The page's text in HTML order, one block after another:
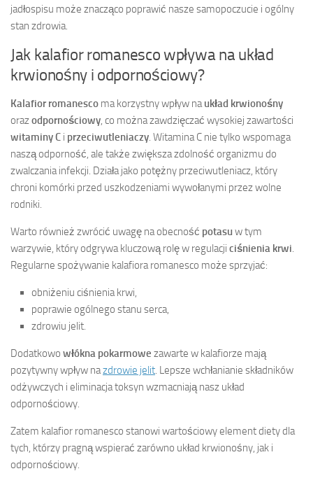
jadłospisu może znacząco poprawić nasze samopoczucie i ogólny
stan zdrowia.
Jak kalafior romanesco wpływa na układ
krwionośny i odpornościowy?
Kalafior romanesco ma korzystny wpływ naukład krwionośny
orazodpornościowy, co można zawdzięczać wysokiej zawartości
witaminy C i przeciwutleniaczy. Witamina C nie tylko wspomaga
naszą odporność, ale także zwiększa zdolność organizmu do
zwalczania infekcji. Działa jako potężny przeciwutleniacz, który
chroni komórki przed uszkodzeniami wywołanymi przez wolne
rodniki.
Warto również zwrócić uwagę na obecność potasuw tym
warzywie, który odgrywa kluczową rolę w regulacji ciśnienia krwi.
Regularne spożywanie kalafiora romanesco może sprzyjać:
obniżeniu ciśnienia krwi,
poprawie ogólnego stanu serca,
zdrowiu jelit.
Dodatkowo włókna pokarmowe zawarte w kalafiorze mają
pozytywny wpływ nazdrowie jelit. Lepsze wchłanianie składników
odżywczych i eliminacja toksyn wzmacniają nasz układ
odpornościowy.
Zatem kalafior romanesco stanowi wartościowy element diety dla
tych, którzy pragną wspierać zarówno układ krwionośny, jak i
odpornościowy.